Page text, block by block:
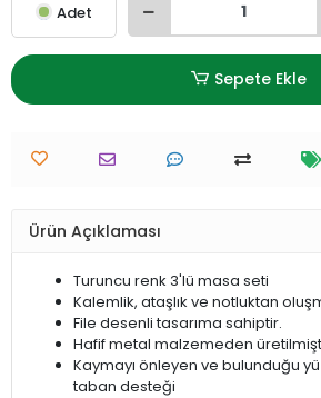
Adet
Sepete Ekle
Ürün Açıklaması
Turuncu renk 3'lü masa seti
Kalemlik, ataşlık ve notluktan
File desenli tasarıma sahiptir.
Hafif metal malzemeden
Kaymayı önleyen ve bulunduğu
taban desteği